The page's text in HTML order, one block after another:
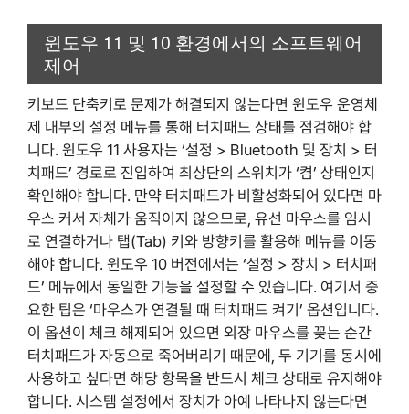
윈도우 11 및 10 환경에서의 소프트웨어
제어
키보드 단축키로 문제가 해결되지 않는다면 윈도우 운영체
제 내부의 설정 메뉴를 통해 터치패드 상태를 점검해야 합
니다. 윈도우 11 사용자는 ‘설정 > Bluetooth 및 장치 > 터
치패드’ 경로로 진입하여 최상단의 스위치가 ‘켬’ 상태인지
확인해야 합니다. 만약 터치패드가 비활성화되어 있다면 마
우스 커서 자체가 움직이지 않으므로, 유선 마우스를 임시
로 연결하거나 탭(Tab) 키와 방향키를 활용해 메뉴를 이동
해야 합니다. 윈도우 10 버전에서는 ‘설정 > 장치 > 터치패
드’ 메뉴에서 동일한 기능을 설정할 수 있습니다. 여기서 중
요한 팁은 ‘마우스가 연결될 때 터치패드 켜기’ 옵션입니다.
이 옵션이 체크 해제되어 있으면 외장 마우스를 꽂는 순간
터치패드가 자동으로 죽어버리기 때문에, 두 기기를 동시에
사용하고 싶다면 해당 항목을 반드시 체크 상태로 유지해야
합니다. 시스템 설정에서 장치가 아예 나타나지 않는다면